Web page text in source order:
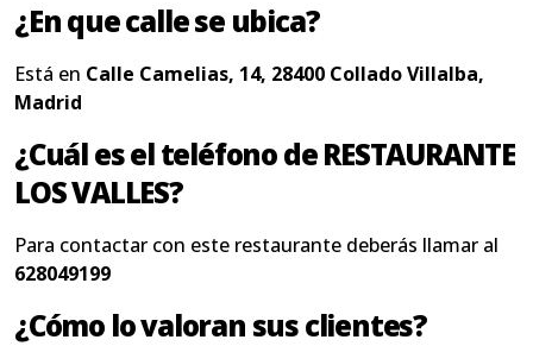
¿En que calle se ubica?
Está en Calle Camelias, 14, 28400 Collado Villalba,
Madrid
¿Cuál es el teléfono de RESTAURANTE
LOS VALLES?
Para contactar con este restaurante deberás llamar al
628049199
¿Cómo lo valoran sus clientes?